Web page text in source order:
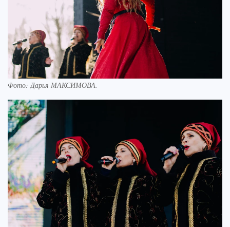
Фото:Дарья МАКСИМОВА.